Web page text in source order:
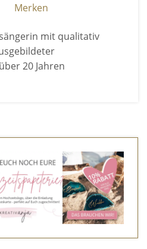
Merken
mit qualitativ
20 Jahren